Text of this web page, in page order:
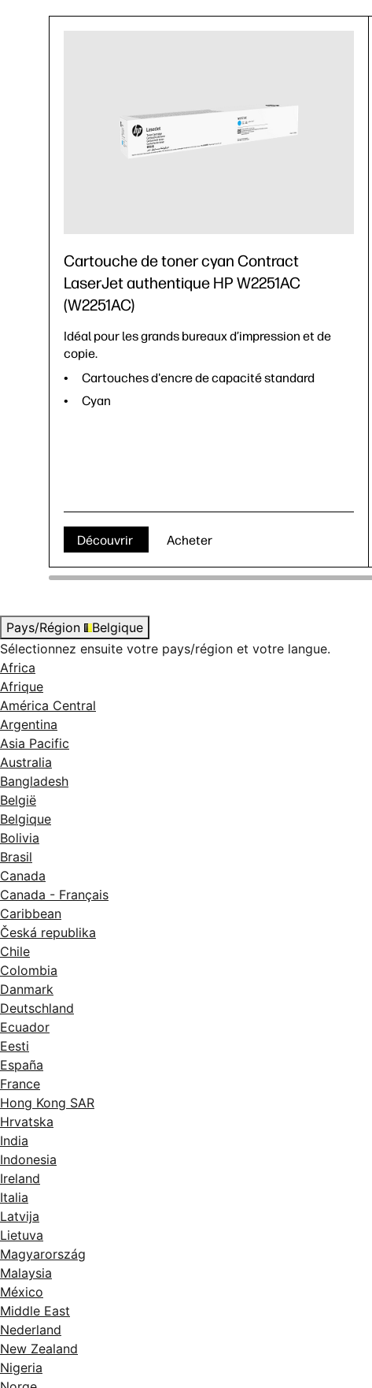
Cartouche de toner cyan Contract
LaserJet authentique HP W2251AC
(W2251AC)
Idéal pour les grands bureaux d’impression et de
copie.
Cartouches d'encre de capacité standard
Cyan
Découvrir Acheter
Pays/Région
Belgique
Sélectionnez ensuite votre pays/région et votre langue.
Africa
Afrique
América Central
Argentina
Asia Pacific
Australia
Bangladesh
België
Belgique
Bolivia
Brasil
Canada
Canada - Français
Caribbean
Česká republika
Chile
Colombia
Danmark
Deutschland
Ecuador
Eesti
España
France
Hong Kong SAR
Hrvatska
India
Indonesia
Ireland
Italia
Latvija
Lietuva
Magyarország
Malaysia
México
Middle East
Nederland
New Zealand
Nigeria